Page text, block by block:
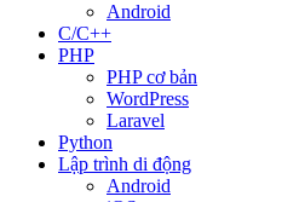
Android
C/C++
PHP
PHP cơ bản
WordPress
Laravel
Python
Lập trình di động
Android